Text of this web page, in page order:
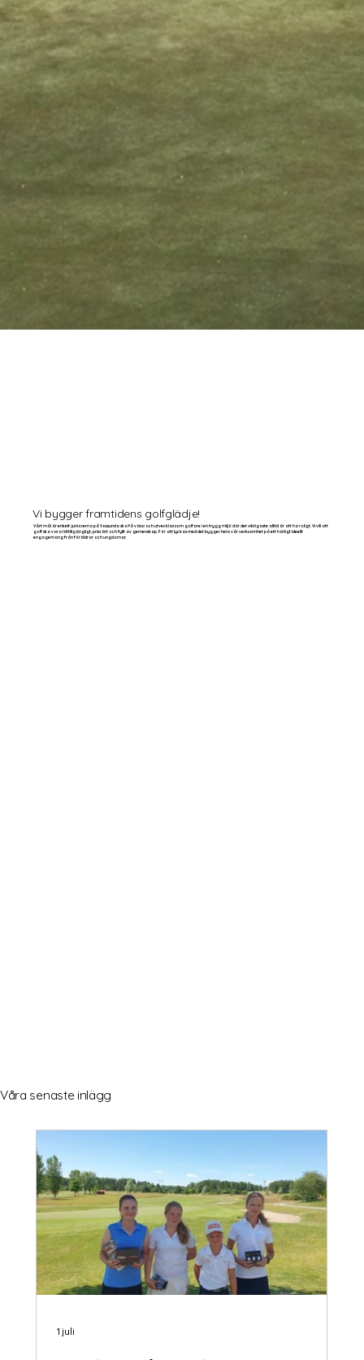
Vi bygger framtidens golfglädje!
Vårt mål är enkelt: juniorerna på Vassunda ska få växa och utvecklas som golfare i en trygg miljö där det viktigaste alltid är att ha roligt. Vi vill att
golf ska vara lättillgängligt, prisvärt och fyllt av gemenskap. För att lyckas med det bygger hela vår verksamhet på ett härligt ideellt
engagemang från föräldrar och ungdomar.
Våra senaste inlägg
1 juli